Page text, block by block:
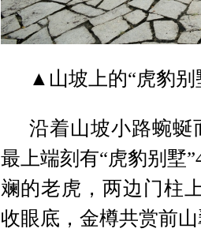
▲山坡上的“虎豹别
沿着山坡小路蜿蜒
最上端刻有“虎豹别墅
斓的老虎，两边门柱
收眼底，金樽共赏前